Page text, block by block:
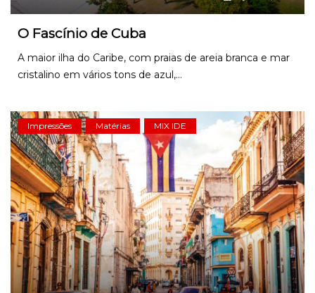
O Fascínio de Cuba
A maior ilha do Caribe, com praias de areia branca e mar
cristalino em vários tons de azul,...
Impressões Matérias MIX IDE